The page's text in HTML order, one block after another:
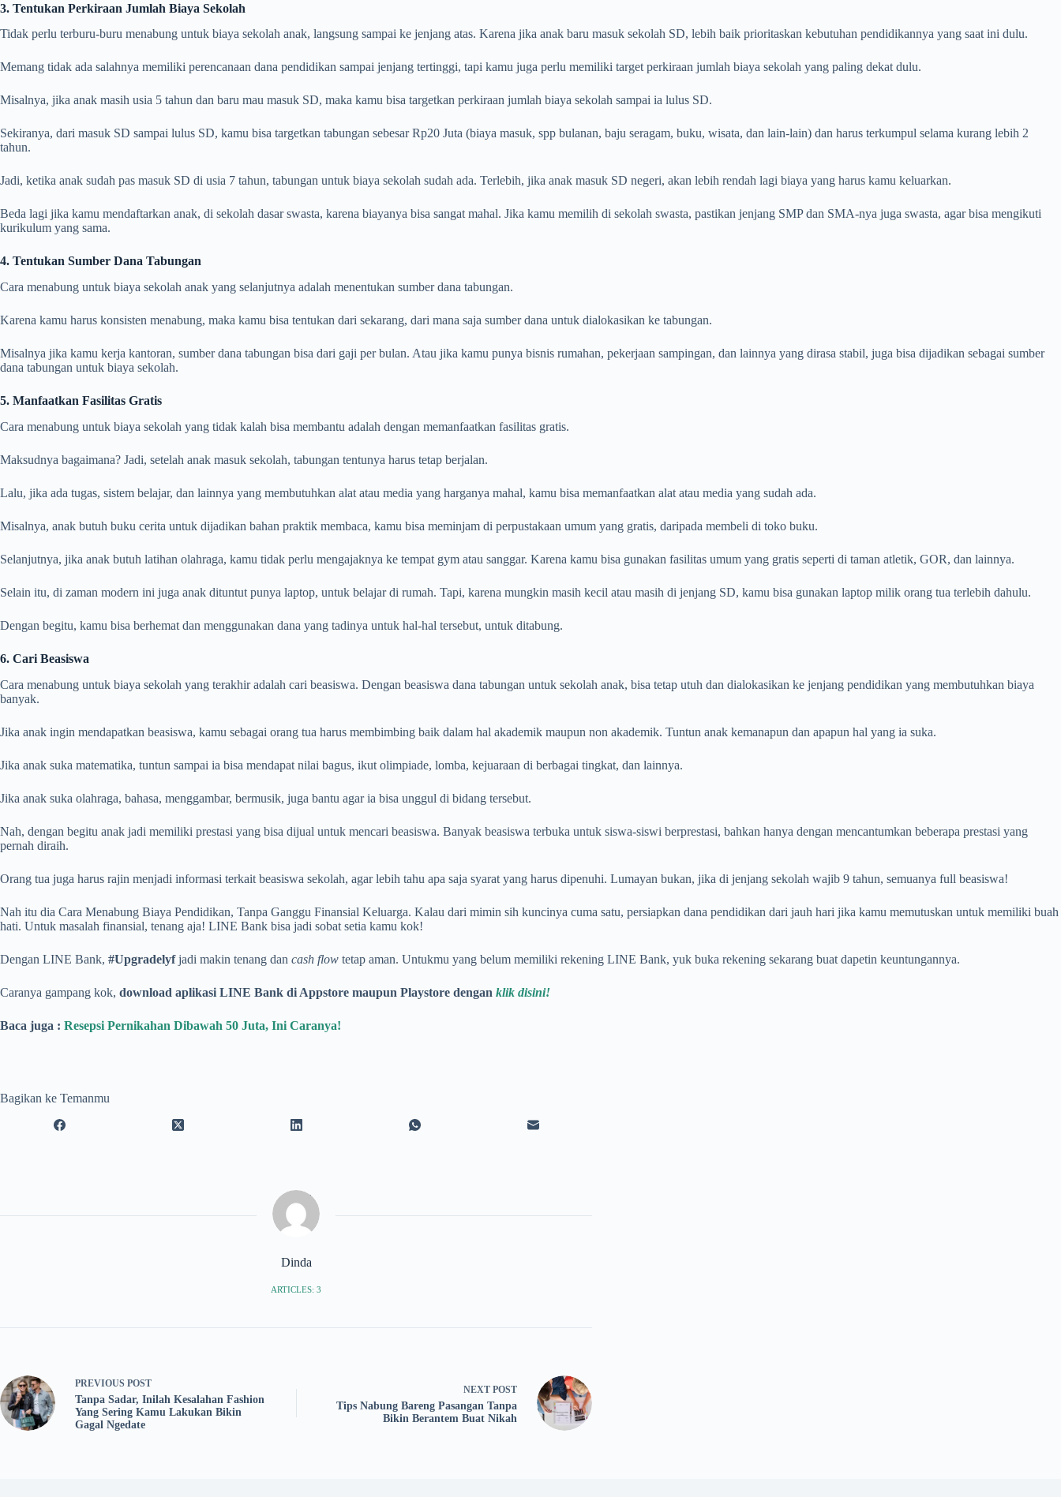
3. Tentukan Perkiraan Jumlah Biaya Sekolah
Tidak perlu terburu-buru menabung untuk biaya sekolah anak, langsung sampai ke jenjang atas. Karena jika anak baru masuk sekolah SD, lebih baik prioritaskan kebutuhan pendidikannya yang saat ini dulu.
Memang tidak ada salahnya memiliki perencanaan dana pendidikan sampai jenjang tertinggi, tapi kamu juga perlu memiliki target perkiraan jumlah biaya sekolah yang paling dekat dulu.
Misalnya, jika anak masih usia 5 tahun dan baru mau masuk SD, maka kamu bisa targetkan perkiraan jumlah biaya sekolah sampai ia lulus SD.
Sekiranya, dari masuk SD sampai lulus SD, kamu bisa targetkan tabungan sebesar Rp20 Juta (biaya masuk, spp bulanan, baju seragam, buku, wisata, dan lain-lain) dan harus terkumpul selama kurang lebih 2
tahun.
Jadi, ketika anak sudah pas masuk SD di usia 7 tahun, tabungan untuk biaya sekolah sudah ada. Terlebih, jika anak masuk SD negeri, akan lebih rendah lagi biaya yang harus kamu keluarkan.
Beda lagi jika kamu mendaftarkan anak, di sekolah dasar swasta, karena biayanya bisa sangat mahal. Jika kamu memilih di sekolah swasta, pastikan jenjang SMP dan SMA-nya juga swasta, agar bisa mengikuti
kurikulum yang sama.
4. Tentukan Sumber Dana Tabungan
Cara menabung untuk biaya sekolah anak yang selanjutnya adalah menentukan sumber dana tabungan.
Karena kamu harus konsisten menabung, maka kamu bisa tentukan dari sekarang, dari mana saja sumber dana untuk dialokasikan ke tabungan.
Misalnya jika kamu kerja kantoran, sumber dana tabungan bisa dari gaji per bulan. Atau jika kamu punya bisnis rumahan, pekerjaan sampingan, dan lainnya yang dirasa stabil, juga bisa dijadikan sebagai sumber
dana tabungan untuk biaya sekolah.
5. Manfaatkan Fasilitas Gratis
Cara menabung untuk biaya sekolah yang tidak kalah bisa membantu adalah dengan memanfaatkan fasilitas gratis.
Maksudnya bagaimana? Jadi, setelah anak masuk sekolah, tabungan tentunya harus tetap berjalan.
Lalu, jika ada tugas, sistem belajar, dan lainnya yang membutuhkan alat atau media yang harganya mahal, kamu bisa memanfaatkan alat atau media yang sudah ada.
Misalnya, anak butuh buku cerita untuk dijadikan bahan praktik membaca, kamu bisa meminjam di perpustakaan umum yang gratis, daripada membeli di toko buku.
Selanjutnya, jika anak butuh latihan olahraga, kamu tidak perlu mengajaknya ke tempat gym atau sanggar. Karena kamu bisa gunakan fasilitas umum yang gratis seperti di taman atletik, GOR, dan lainnya.
Selain itu, di zaman modern ini juga anak dituntut punya laptop, untuk belajar di rumah. Tapi, karena mungkin masih kecil atau masih di jenjang SD, kamu bisa gunakan laptop milik orang tua terlebih dahulu.
Dengan begitu, kamu bisa berhemat dan menggunakan dana yang tadinya untuk hal-hal tersebut, untuk ditabung.
6. Cari Beasiswa
Cara menabung untuk biaya sekolah yang terakhir adalah cari beasiswa. Dengan beasiswa dana tabungan untuk sekolah anak, bisa tetap utuh dan dialokasikan ke jenjang pendidikan yang membutuhkan biaya
banyak.
Jika anak ingin mendapatkan beasiswa, kamu sebagai orang tua harus membimbing baik dalam hal akademik maupun non akademik. Tuntun anak kemanapun dan apapun hal yang ia suka.
Jika anak suka matematika, tuntun sampai ia bisa mendapat nilai bagus, ikut olimpiade, lomba, kejuaraan di berbagai tingkat, dan lainnya.
Jika anak suka olahraga, bahasa, menggambar, bermusik, juga bantu agar ia bisa unggul di bidang tersebut.
Nah, dengan begitu anak jadi memiliki prestasi yang bisa dijual untuk mencari beasiswa. Banyak beasiswa terbuka untuk siswa-siswi berprestasi, bahkan hanya dengan mencantumkan beberapa prestasi yang
pernah diraih.
Orang tua juga harus rajin menjadi informasi terkait beasiswa sekolah, agar lebih tahu apa saja syarat yang harus dipenuhi. Lumayan bukan, jika di jenjang sekolah wajib 9 tahun, semuanya full beasiswa!
Nah itu dia Cara Menabung Biaya Pendidikan, Tanpa Ganggu Finansial Keluarga. Kalau dari mimin sih kuncinya cuma satu, persiapkan dana pendidikan dari jauh hari jika kamu memutuskan untuk memiliki buah
hati. Untuk masalah finansial, tenang aja! LINE Bank bisa jadi sobat setia kamu kok!
Dengan LINE Bank, #Upgradelyfjadi makin tenang dan cash flow tetap aman. Untukmu yang belum memiliki rekening LINE Bank, yuk buka rekening sekarang buat dapetin keuntungannya.
Caranya gampang kok, download aplikasi LINE Bank di Appstore maupun Playstore dengan klik disini!
Baca juga : Resepsi Pernikahan Dibawah 50 Juta, Ini Caranya!
Bagikan ke Temanmu
Dinda
ARTICLES: 3
PREVIOUS POST
Tanpa Sadar, Inilah Kesalahan Fashion
Yang Sering Kamu Lakukan Bikin
Gagal Ngedate
NEXT POST
Tips Nabung Bareng Pasangan Tanpa
Bikin Berantem Buat Nikah